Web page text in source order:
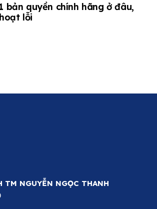
bản quyền chính hãng ở đâu,
lỗi
TM NGUYỄN NGỌC THANH